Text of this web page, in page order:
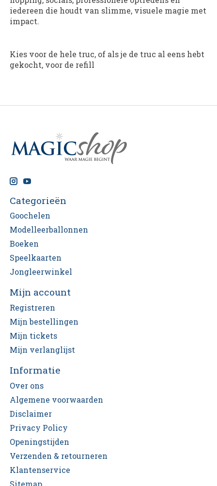
iedereen die houdt van slimme, visuele magie met
impact.
Kies voor de hele truc, of als je de truc al eens hebt
gekocht, voor de refill
Categorieën
Goochelen
Modelleerballonnen
Boeken
Speelkaarten
Jongleerwinkel
Mijn account
Registreren
Mijn bestellingen
Mijn tickets
Mijn verlanglijst
Informatie
Over ons
Algemene voorwaarden
Disclaimer
Privacy Policy
Openingstijden
Verzenden & retourneren
Klantenservice
Sitemap